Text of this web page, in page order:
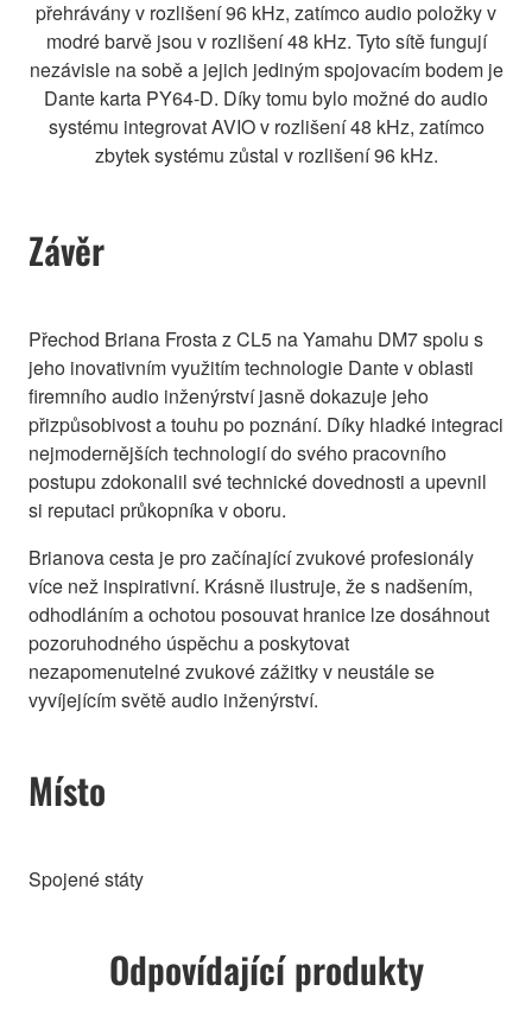
přehrávány v rozlišení 96 kHz, zatímco audio položky v
modré barvě jsou v rozlišení 48 kHz. Tyto sítě fungují
nezávisle na sobě a jejich jediným spojovacím bodem je
Dante karta PY64-D. Díky tomu bylo možné do audio
systému integrovat AVIO v rozlišení 48 kHz, zatímco
zbytek systému zůstal v rozlišení 96 kHz.
Závěr
Přechod Briana Frosta z CL5 na Yamahu DM7 spolu s
jeho inovativním využitím technologie Dante v oblasti
firemního audio inženýrství jasně dokazuje jeho
přizpůsobivost a touhu po poznání. Díky hladké integraci
nejmodernějších technologií do svého pracovního
postupu zdokonalil své technické dovednosti a upevnil
si reputaci průkopníka v oboru.
Brianova cesta je pro začínající zvukové profesionály
více než inspirativní. Krásně ilustruje, že s nadšením,
odhodláním a ochotou posouvat hranice lze dosáhnout
pozoruhodného úspěchu a poskytovat
nezapomenutelné zvukové zážitky v neustále se
vyvíjejícím světě audio inženýrství.
Místo
Spojené státy
Odpovídající produkty